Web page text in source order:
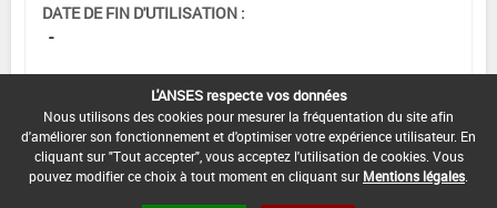
DATE DE FIN D'UTILISATION :
-
L'ANSES respecte vos données
Nous utilisons des cookies pour mesurer la fréquentation du site afin
d'améliorer son fonctionnement et d'optimiser votre expérience utilisateur. En
cliquant sur "Tout accepter", vous acceptez l'utilisation de cookies. Vous
pouvez modifier ce choix à tout moment en cliquant sur Mentions légales